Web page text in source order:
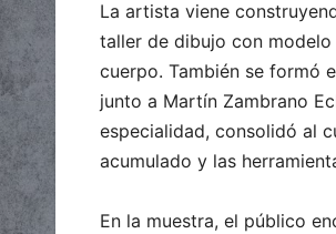
La artista viene
taller de dibujo con
cuerpo. También se formó
junto a Martín Zambrano
especialidad, consolidó al
acumulado y las
En la muestra, el público